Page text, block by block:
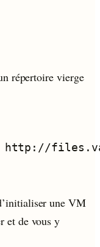
répertoire vierge
une VM
et de vous y